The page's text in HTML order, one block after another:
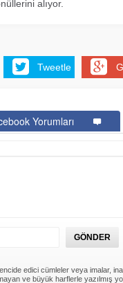
alıyor.
Tweetle
Yorumları
edici cümleler veya imalar,
ve büyük harflerle yazılmış